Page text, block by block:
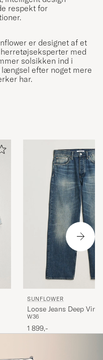
respekt for
er designet af et
med
solsikken ind i
længsel efter noget mere
har.
SUNFLOWER
Loose Jeans Deep
W36
1 899,-